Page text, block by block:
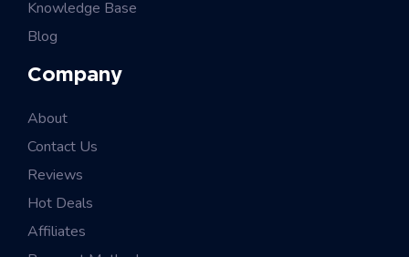
Knowledge Base
Blog
Company
About
Contact Us
Reviews
Hot Deals
Affiliates